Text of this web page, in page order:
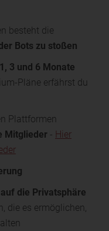
besteht die
Bots zu stoßen
3 und 6 Monate
Pläne erfährst du
Plattformen
Mitglieder - Hier
die Privatsphäre
die es ermöglichen,